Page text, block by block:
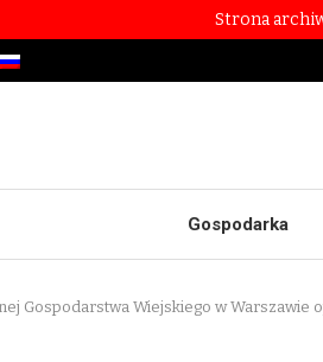
Strona
Gospodarka
Gospodarstwa Wiejskiego w